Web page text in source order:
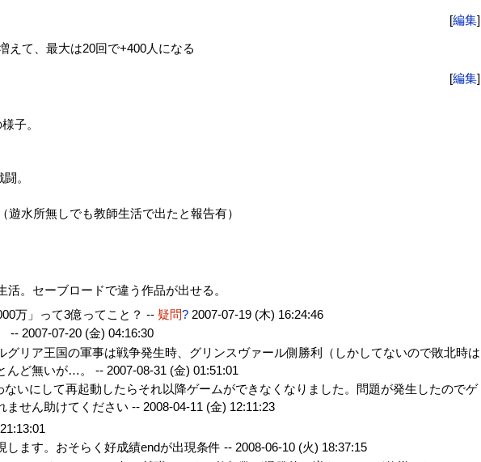
[編集]
えて、最大は20回で+400人になる
[編集]
子。
。
水所無しでも教師生活で出たと報告有）
。セーブロードで違う作品が出せる。
万」って3億ってこと？ -- 疑問? 2007-07-19 (木) 16:24:46
-- 2007-07-20 (金) 04:16:30
グリア王国の軍事は戦争発生時、グリンスヴァール側勝利（しかしてないので敗北時は
んど無いが…。 -- 2007-08-31 (金) 01:51:01
いにして再起動したらそれ以降ゲームができなくなりました。問題が発生したのでゲ
ません助けてください -- 2008-04-11 (金) 12:11:23
します。おそらく好成績endが出現条件 -- 2008-06-10 (火) 18:37:15